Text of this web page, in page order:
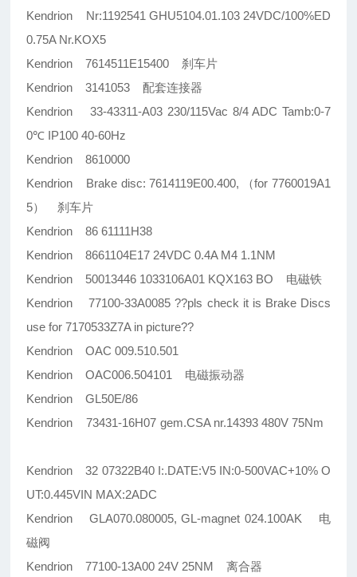
Kendrion Nr:1192541 GHU5104.01.103 24VDC/100%ED
0.75A Nr.KOX5
Kendrion 7614511E15400 刹车片
Kendrion 3141053 配套连接器
Kendrion 33-43311-A03 230/115Vac 8/4 ADC Tamb:0-7
0℃ IP100 40-60Hz
Kendrion 8610000
Kendrion Brake disc: 7614119E00.400, （for 7760019A1
5） 刹车片
Kendrion 86 61111H38
Kendrion 8661104E17 24VDC 0.4A M4 1.1NM
Kendrion 50013446 1033106A01 KQX163 BO 电磁铁
Kendrion 77100-33A0085 ??pls check it is Brake Discs
use for 7170533Z7A in picture??
Kendrion OAC 009.510.501
Kendrion OAC006.504101 电磁振动器
Kendrion GL50E/86
Kendrion 73431-16H07 gem.CSA nr.14393 480V 75Nm
Kendrion 32 07322B40 I:.DATE:V5 IN:0-500VAC+10% O
UT:0.445VIN MAX:2ADC
Kendrion GLA070.080005, GL-magnet 024.100AK 电
磁阀
Kendrion 77100-13A00 24V 25NM 离合器